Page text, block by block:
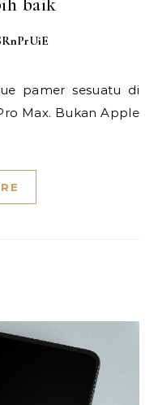
Max. Bukan Apple